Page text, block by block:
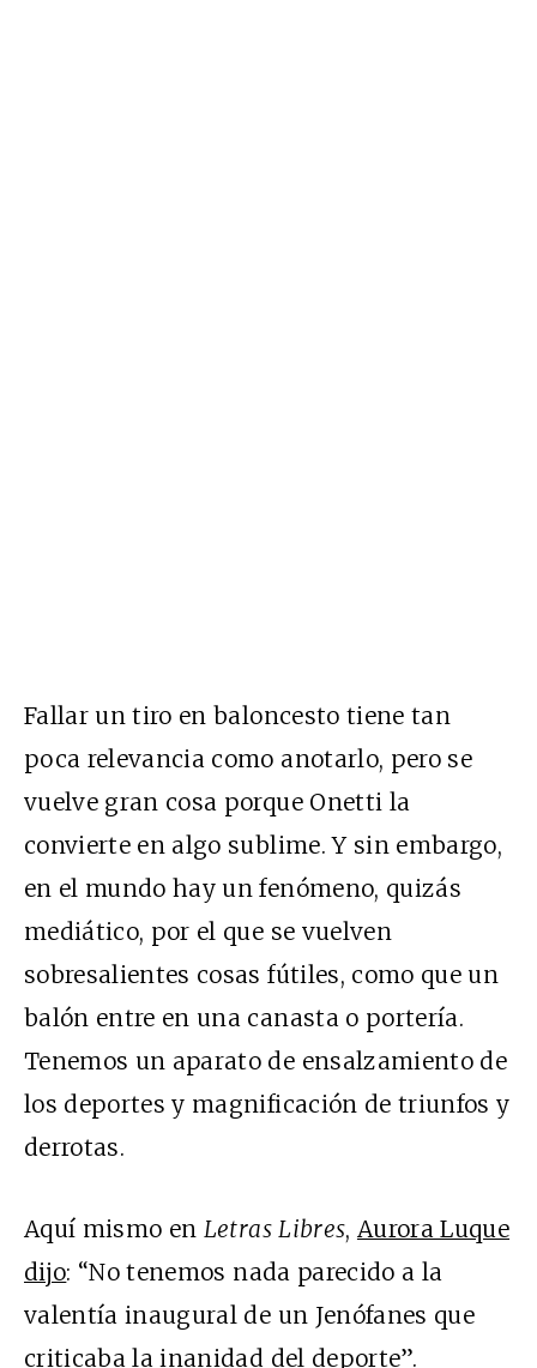
Fallar un tiro en baloncesto tiene tan
poca relevancia como anotarlo, pero se
vuelve gran cosa porque Onetti la
convierte en algo sublime. Y sin embargo,
en el mundo hay un fenómeno, quizás
mediático, por el que se vuelven
sobresalientes cosas fútiles, como que un
balón entre en una canasta o portería.
Tenemos un aparato de ensalzamiento de
los deportes y magnificación de triunfos y
derrotas.
Aquí mismo en Letras Libres, Aurora Luque
dijo: “No tenemos nada parecido a la
valentía inaugural de un Jenófanes que
criticaba la inanidad del deporte”.